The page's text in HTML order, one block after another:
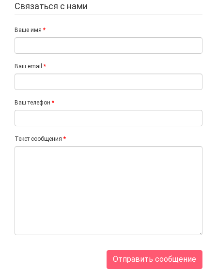
Связаться с нами
Ваше имя
Ваш email
Ваш телефон
Текст сообщения